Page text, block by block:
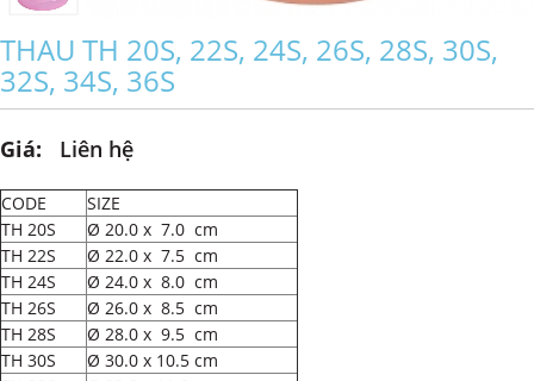
THAU TH 20S, 22S, 24S, 26S, 28S, 30S,
32S, 34S, 36S
Giá: Liên hệ
CODE
SIZE
TH 20S
Ø 20.0 x 7.0 cm
TH 22S
Ø 22.0 x 7.5 cm
TH 24S
Ø 24.0 x 8.0 cm
TH 26S
Ø 26.0 x 8.5 cm
TH 28S
Ø 28.0 x 9.5 cm
TH 30S
Ø 30.0 x 10.5 cm